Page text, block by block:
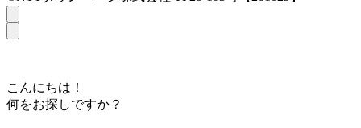
こんにちは！
何をお探しですか？